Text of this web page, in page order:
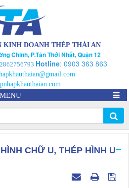
KINH DOANH THÉP THÁI AN
Chinh, P.Tân Thới Nhất, Quận 12
Hotline: 0903 363 863
MENU
CHỮ U, THÉP HÌNH U